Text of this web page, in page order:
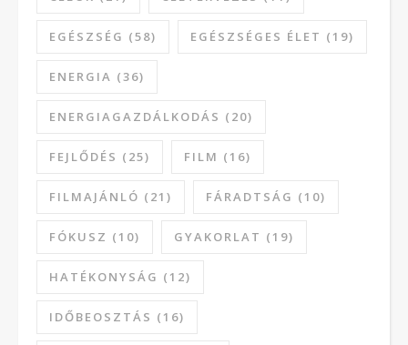
EGÉSZSÉG (58) EGÉSZSÉGES ÉLET (19)
ENERGIA (36)
ENERGIAGAZDÁLKODÁS (20)
FEJLŐDÉS (25) FILM (16)
FILMAJÁNLÓ (21) FÁRADTSÁG (10)
FÓKUSZ (10) GYAKORLAT (19)
HATÉKONYSÁG (12)
IDŐBEOSZTÁS (16)